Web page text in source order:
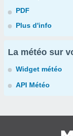
PDF
Plus d'info
La météo sur
Widget météo
API Météo